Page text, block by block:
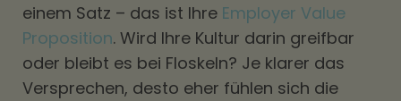
einem Satz – das ist Ihre Employer Value
Proposition. Wird Ihre Kultur darin greifbar
oder bleibt es bei Floskeln? Je klarer das
Versprechen, desto eher fühlen sich die